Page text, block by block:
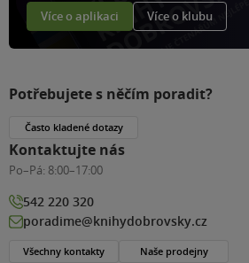
Více o aplikaci Více o klubu
Potřebujete s něčím poradit?
Často kladené dotazy
Kontaktujte nás
Po–Pá: 8:00–17:00
542 220 320
poradime@knihydobrovsky.cz
Všechny kontakty Naše prodejny